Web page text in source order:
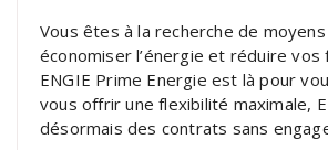
Vous êtes à la recherche de
économiser l’énergie et réduire vos
ENGIE Prime Energie est là pour
vous offrir une flexibilité maximale,
désormais des contrats sans